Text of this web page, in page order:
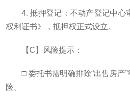
4. 抵押登记：不动产登记中心
权利证书》，抵押权正式设立。
【C】风险提示：
□ 委托书需明确排除“出售房产
险。